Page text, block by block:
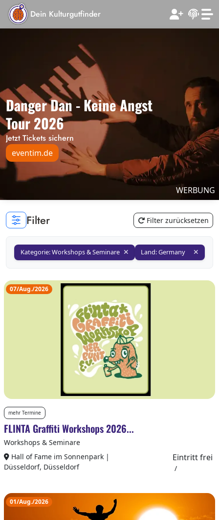
Dein Kulturgutfinder
Danger Dan - Keine Angst
Tour 2026
Jetzt Tickets sichern
eventim.de
WERBUNG
Filter Filter zurücksetzen
Kategorie: Workshops & Seminare Land: Germany
07/Aug./2026
mehr Termine
FLINTA Graffiti Workshops 2026...
Workshops & Seminare
Hall of Fame im Sonnenpark |
Düsseldorf, Düsseldorf
Eintritt frei
/
01/Aug./2026